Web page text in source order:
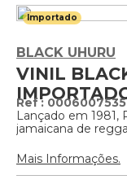
Importado
BLACK UHURU
VINIL
:
Lançado em 1981,
jamaicana de
Mais Informações.